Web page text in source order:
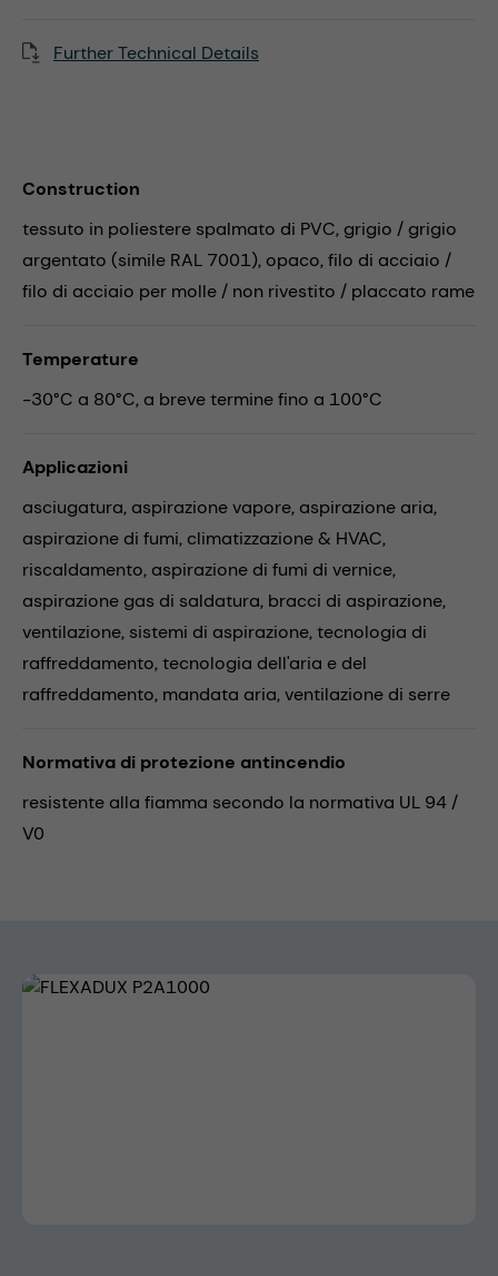
Further Technical Details
Construction
tessuto in poliestere spalmato di PVC, grigio / grigio
argentato (simile RAL 7001), opaco, filo di acciaio /
filo di acciaio per molle / non rivestito / placcato rame
Temperature
-30°C a 80°C, a breve termine fino a 100°C
Applicazioni
asciugatura, aspirazione vapore, aspirazione aria,
aspirazione di fumi, climatizzazione & HVAC,
riscaldamento, aspirazione di fumi di vernice,
aspirazione gas di saldatura, bracci di aspirazione,
ventilazione, sistemi di aspirazione,tecnologia di
raffreddamento,tecnologia dell'aria e del
raffreddamento, mandata aria,ventilazione di serre
Normativa di protezione antincendio
resistente alla fiamma secondo la normativa UL 94 /
V0
Skip image gallery